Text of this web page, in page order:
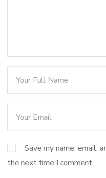
Save my name, email,
the next time I comment.